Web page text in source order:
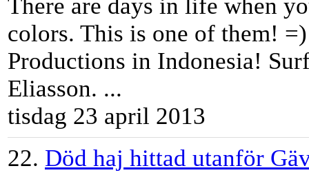
There are days in life when
colors. This is one of them!
Productions in Indonesia!
Eliasson. ...
tisdag 23 april 2013
22. Död haj hittad utanför